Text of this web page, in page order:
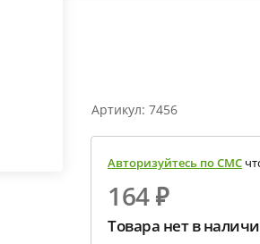
перегонка спирта-сырца
абсолютного спирта и отбора
показаний ареометра
Артикул: 7456
Авторизуйтесь по СМС
164 ₽
Товара нет в